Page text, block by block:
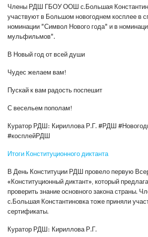
Члены РДШ ГБОУ ООШ с.Большая
участвуют в Большом новогоднем косплее в
номинации "Символ Нового года" и в
мульфильмов".
В Новый год от всей души
Чудес желаем вам!
Пускай к вам радость поспешит
С весельем пополам!
Куратор РДШ: Кириллова Р.Г. #РДШ
#косплейРДШ
Итоги Конституционного диктанта
В День Конституции РДШ провело первую
«Конституционный диктант», который
проверить знание основного закона
с.Большая Константиновка тоже приняли
сертификаты.
Куратор РДШ: Кириллова Р.Г.